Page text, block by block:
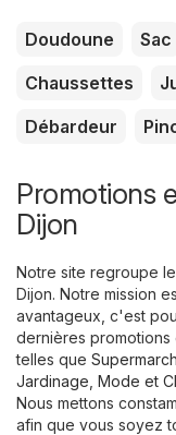
Doudoune Sac
Chaussettes
Débardeur
Promotions
Dijon
Notre site regroupe
Dijon. Notre mission
avantageux, c'est
dernières
telles que
Jardinage Mode et
Nous mettons
afin que vous soyez